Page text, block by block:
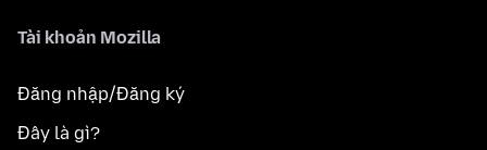
Tài khoản Mozilla
Đăng nhập/Đăng ký
Đây là gì?